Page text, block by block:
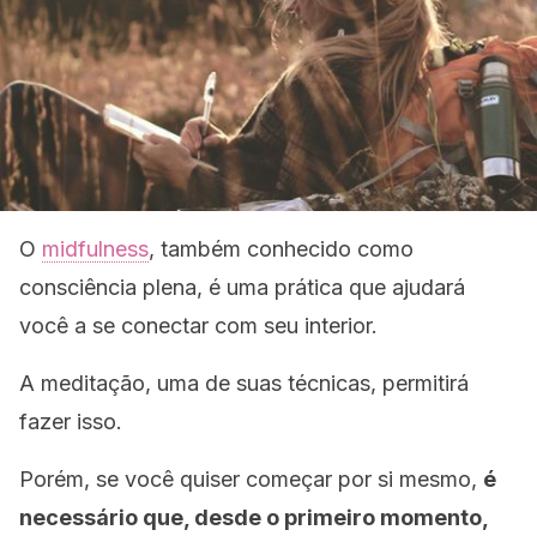
O midfulness, também conhecido como
consciência plena, é uma prática que ajudará
você a se conectar com seu interior.
A meditação, uma de suas técnicas, permitirá
fazer isso.
Porém, se você quiser começar por si mesmo, é
necessário que, desde o primeiro momento,